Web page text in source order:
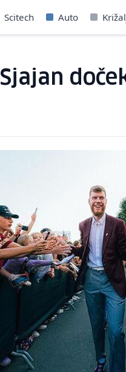
Scitech Auto